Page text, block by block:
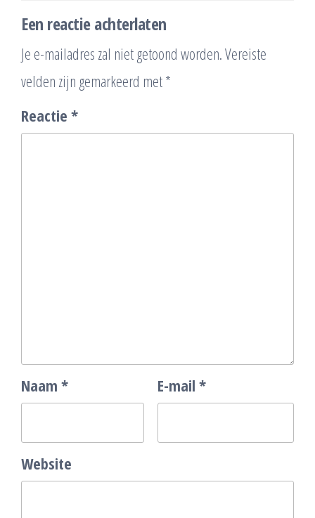
Een reactie achterlaten
Je e-mailadres zal niet getoond worden.Vereiste
velden zijn gemarkeerd met*
Reactie *
Naam * E-mail *
Website